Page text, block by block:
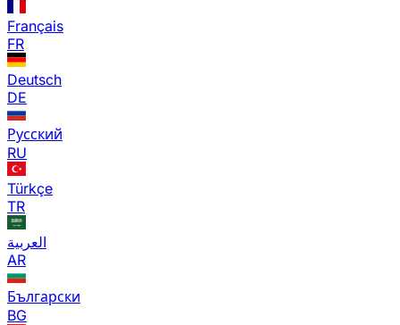
Français
FR
Deutsch
DE
Русский
RU
Türkçe
TR
العربية
AR
Български
BG